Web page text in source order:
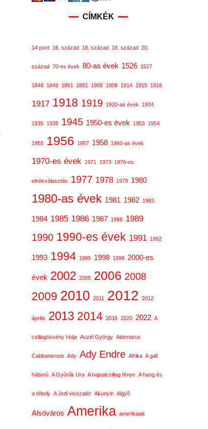
CÍMKÉK
14 pont 16. század 18. század 19. század 20.
század 70-es évek 80-as évek 1526 1527
1848 1849 1861 1881 1905 1908 1914 1915 1916
1917 1918 1919 1920-as évek 1934
1935 1938 1945 1950-es évek 1953 1954
1955 1956 1957 1958 1960-as évek
1970-es évek 1971 1973 1976-os
elnökválasztás 1977 1978 1979 1980
1980-as évek 1981 1982 1983
1984 1985 1986 1987 1988 1989
1990 1990-es évek 1991 1992
1993 1994 1995 1998 1999 2000-es
évek 2002 2005 2006 2008
2009 2010 2011 2012 2012
április 2013 2014 2016 2020 2022 A
csillagösvény hídja Aczél György Ademarus
Cabbaniensis Ady Ady Endre Afrika A gall
háború A Gyűrűk Ura A hajnalcsillag fénye A hang és
a téboly A Jedi visszatér Akunyin Algyő
Alsóváros Amerika amerikaiak